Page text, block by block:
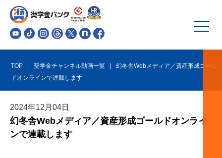
TOP 奨学金チャンネル動画一覧
幻冬舎Webメディア／資産形成ゴール
ドオンラインで連載します
2024年12 月 04日
幻冬舎Webメディア／資産形成ゴールドオンライ
ンで連載します